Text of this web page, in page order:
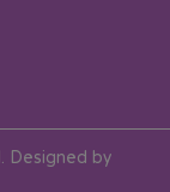
Designed by